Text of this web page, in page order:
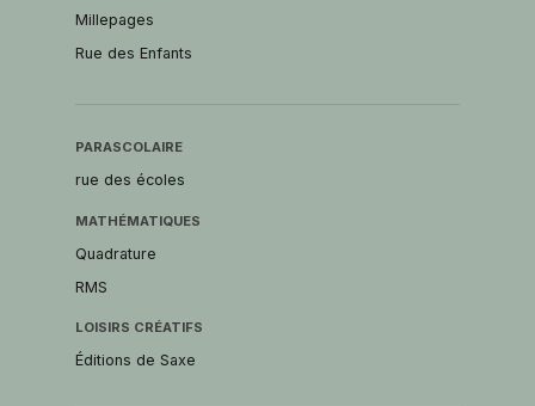
Millepages
Rue des Enfants
PARASCOLAIRE
rue des écoles
MATHÉMATIQUES
Quadrature
RMS
LOISIRS CRÉATIFS
Éditions de Saxe